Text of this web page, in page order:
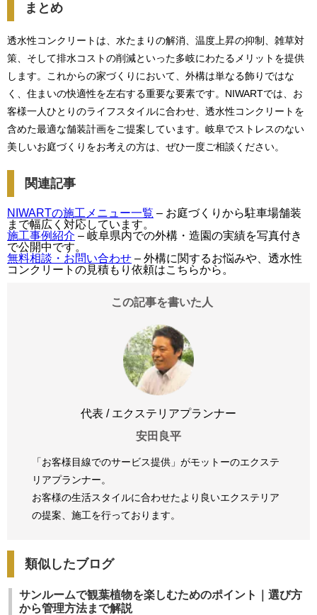
まとめ
透水性コンクリートは、水たまりの解消、温度上昇の抑制、雑草対
策、そして排水コストの削減といった多岐にわたるメリットを提供
します。これからの家づくりにおいて、外構は単なる飾りではな
く、住まいの快適性を左右する重要な要素です。NIWARTでは、お
客様一人ひとりのライフスタイルに合わせ、透水性コンクリートを
含めた最適な舗装計画をご提案しています。岐阜でストレスのない
美しいお庭づくりをお考えの方は、ぜひ一度ご相談ください。
関連記事
NIWARTの施工メニュー一覧 – お庭づくりから駐車場舗装
まで幅広く対応しています。
施工事例紹介 – 岐阜県内での外構・造園の実績を写真付き
で公開中です。
無料相談・お問い合わせ – 外構に関するお悩みや、透水性
コンクリートの見積もり依頼はこちらから。
この記事を書いた人
代表 / エクステリアプランナー
安田良平
「お客様目線でのサービス提供」がモットーのエクステ
リアプランナー。
お客様の生活スタイルに合わせたより良いエクステリア
の提案、 施工を行っております。
類似したブログ
サンルームで観葉植物を楽しむためのポイント｜選び方
から管理方法まで解説